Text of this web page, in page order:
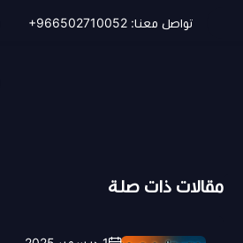
تواصل معنا: +966502710052
مقالات ذات صلة